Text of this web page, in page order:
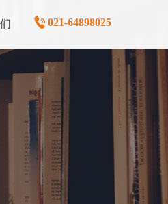
021-64898025